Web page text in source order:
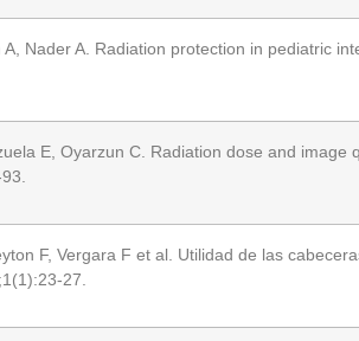
Nader A. Radiation protection in pediatric
E, Oyarzun C. Radiation dose and
F, Vergara F et al. Utilidad de las
27.